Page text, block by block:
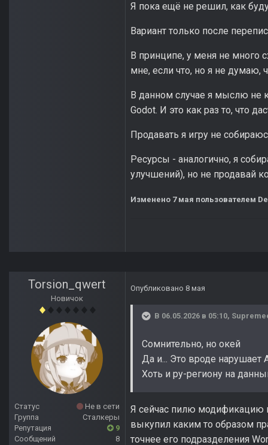
Я пока ещё не решил, как
Вариант только после
В принципе, у меня не много
мне, если что, но я не думаю,
В данном случае я мыслю не
Godot. И это как раз то, что
Продавать я игру не
Ресурсы - аналогично, я
улучшений), но не продавай
Изменено 7 мая пользователем
Torsion_qwert
Новичок
Статус
Не в сети
Группа
Сталкеры
Репутация
9
Сообщений
8
Опубликовано 8 мая
В 06.05.2026 в 05:10,
Сомнительно, но окей
Да и... Это вроде нарушает
Хоть и ру-региону на
Я сейчас пилю модификацию
выкупил каким то образом
точнее его подразделения